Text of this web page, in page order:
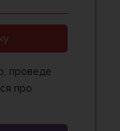
проведе
про